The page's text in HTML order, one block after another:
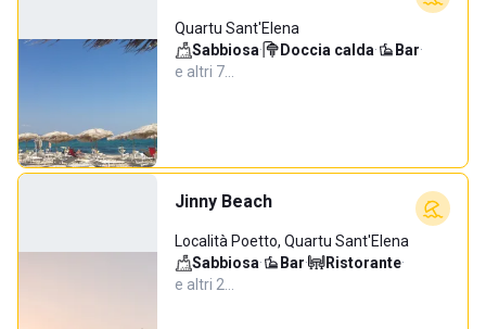
Quartu Sant'Elena
Sabbiosa· Doccia calda· Bar·
e altri 7…
Jinny Beach
Località Poetto, Quartu Sant'Elena
Sabbiosa· Bar· Ristorante·
e altri 2…